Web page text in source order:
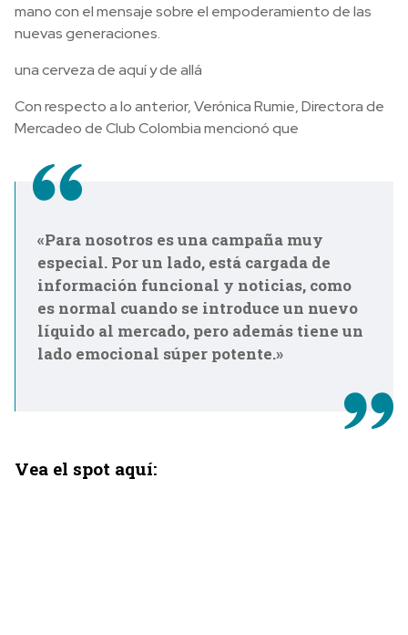
mano con el mensaje sobre el empoderamiento de las
nuevas generaciones.
una cerveza de aquí y de allá
Con respecto a lo anterior, Verónica Rumie, Directora de
Mercadeo de Club Colombia mencionó que
«Para nosotros es una campaña muy
especial. Por un lado, está cargada de
información funcional y noticias, como
es normal cuando se introduce un nuevo
líquido al mercado, pero además tiene un
lado emocional súper potente.»
Vea el spot aquí: